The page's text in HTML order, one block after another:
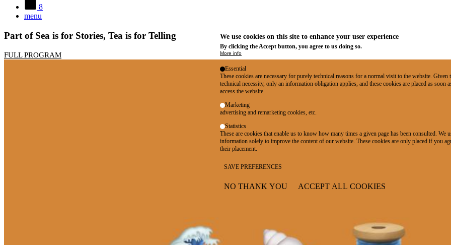
8
menu
Part of Sea is for Stories, Tea is for Telling
FULL PROGRAM
We use cookies on this site to enhance your user experience
By clicking the Accept button, you agree to us doing so.
More info
Essential
These cookies are necessary for purely technical reasons for a normal visit to the website. Given
technical necessity, only an information obligation applies, and these cookies are placed as soon
access the website.
Marketing
advertising and remarketing cookies, etc.
Statistics
These are cookies that enable us to know how many times a given page has been consulted. We
information solely to improve the content of our website. These cookies are only placed if you
their placement.
SAVE PREFERENCES
NO THANK YOU ACCEPT ALL COOKIES
WITHDRAW CONSENT